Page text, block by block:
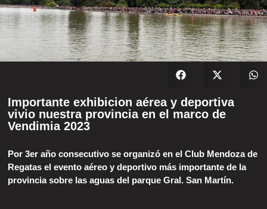
Importante exhibicion aérea y deportiva
vivio nuestra provincia en el marco de
Vendimia 2023
Por 3er año consecutivo se organizó en el Club Mendoza de
Regatas el evento aéreo y deportivo más importante de la
provincia sobre las aguas del parque Gral. San Martín.